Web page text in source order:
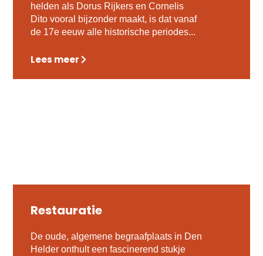
helden als Dorus Rijkers en Cornelis
Dito vooral bijzonder maakt, is dat vanaf
de 17e eeuw alle historische periodes...
Lees meer
Restauratie
De oude, algemene begraafplaats in Den
Helder onthult een fascinerend stukje